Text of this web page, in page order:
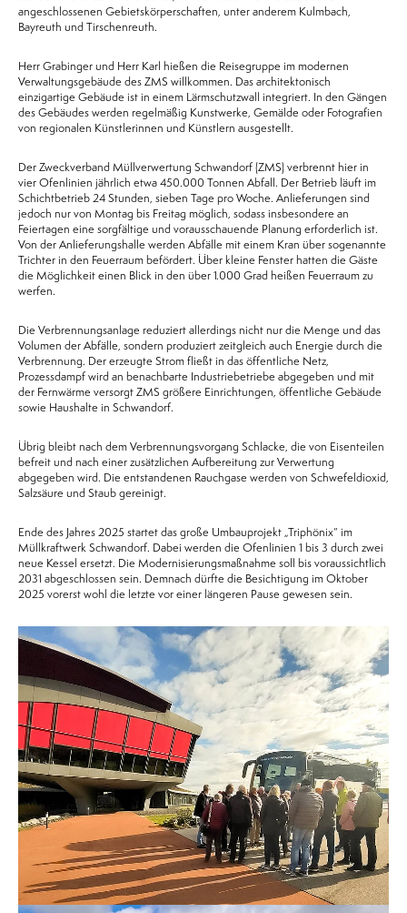
angeschlossenen Gebietskörperschaften, unter anderem Kulmbach,
Bayreuth und Tirschenreuth.
Herr Grabinger und Herr Karl hießen die Reisegruppe im modernen
Verwaltungsgebäude des ZMS willkommen. Das architektonisch
einzigartige Gebäude ist in einem Lärmschutzwall integriert. In den Gängen
des Gebäudes werden regelmäßig Kunstwerke, Gemälde oder Fotografien
von regionalen Künstlerinnen und Künstlern ausgestellt.
Der Zweckverband Müllverwertung Schwandorf (ZMS) verbrennt hier in
vier Ofenlinien jährlich etwa 450.000 Tonnen Abfall. Der Betrieb läuft im
Schichtbetrieb 24 Stunden, sieben Tage pro Woche. Anlieferungen sind
jedoch nur von Montag bis Freitag möglich, sodass insbesondere an
Feiertagen eine sorgfältige und vorausschauende Planung erforderlich ist.
Von der Anlieferungshalle werden Abfälle mit einem Kran über sogenannte
Trichter in den Feuerraum befördert. Über kleine Fenster hatten die Gäste
die Möglichkeit einen Blick in den über 1.000 Grad heißen Feuerraum zu
werfen.
Die Verbrennungsanlage reduziert allerdings nicht nur die Menge und das
Volumen der Abfälle, sondern produziert zeitgleich auch Energie durch die
Verbrennung. Der erzeugte Strom fließt in das öffentliche Netz,
Prozessdampf wird an benachbarte Industriebetriebe abgegeben und mit
der Fernwärme versorgt ZMS größere Einrichtungen, öffentliche Gebäude
sowie Haushalte in Schwandorf.
Übrig bleibt nach dem Verbrennungsvorgang Schlacke, die von Eisenteilen
befreit und nach einer zusätzlichen Aufbereitung zur Verwertung
abgegeben wird. Die entstandenen Rauchgase werden von Schwefeldioxid,
Salzsäure und Staub gereinigt.
Ende des Jahres 2025 startet das große Umbauprojekt „Triphönix“ im
Müllkraftwerk Schwandorf. Dabei werden die Ofenlinien 1 bis 3 durch zwei
neue Kessel ersetzt. Die Modernisierungsmaßnahme soll bis voraussichtlich
2031 abgeschlossen sein. Demnach dürfte die Besichtigung im Oktober
2025 vorerst wohl die letzte vor einer längeren Pause gewesen sein.